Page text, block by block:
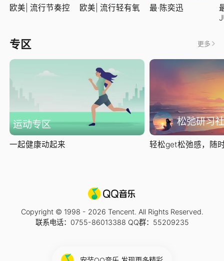
欧美| 流行节奏控 欧美| 流行轻有氧 最·陈奕迅
专区 更多
运动专区
一起健康动起来
松弛研习社
轻松get松弛感，随
Copyright © 1998 - 2026 Tencent. All Rights Reserved.
联系电话：0755-86013388 QQ群：55209235